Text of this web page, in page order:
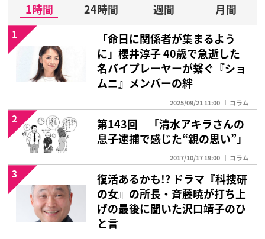
1時間 24時間 週間
月間
「命日に関係者が集まるよう
に」櫻井淳子 40歳で急逝した
名バイプレーヤーが繋ぐ『ショ
ムニ』メンバーの絆
2025/09/21 11:00 コラム
1
第143回 「清水アキラさんの
息子逮捕で感じた“親の思い”」
2017/10/17 19:00 コラム
2
復活あるかも!? ドラマ『科捜研
の女』の所長・斉藤暁が打ち上
げの最後に聞いた沢口靖子のひ
と言
3